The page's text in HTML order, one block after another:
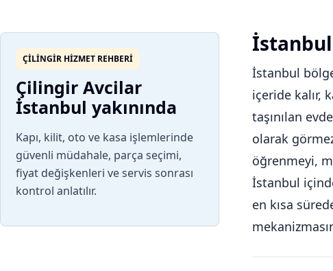
ÇILINGIR HIZMET REHBERI
Çilingir Avcilar
İstanbul yakınında
Kapı, kilit, oto ve kasa işlemlerinde
güvenli müdahale, parça seçimi,
fiyat değişkenleri ve servis sonrası
kontrol anlatılır.
İstanbul
İstanbul
içeride kalır,
taşınılan
olarak
öğrenmeyi,
İstanbul
en kısa